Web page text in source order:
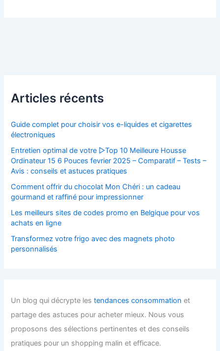
Articles récents
Guide complet pour choisir vos e-liquides et cigarettes
électroniques
Entretien optimal de votre ▷Top 10 Meilleure Housse
Ordinateur 15 6 Pouces fevrier 2025 – Comparatif – Tests –
Avis : conseils et astuces pratiques
Comment offrir du chocolat Mon Chéri : un cadeau
gourmand et raffiné pour impressionner
Les meilleurs sites de codes promo en Belgique pour vos
achats en ligne
Transformez votre frigo avec des magnets photo
personnalisés
Un blog qui décrypte lestendances consommation et
partage des astuces pour acheter mieux. Nous vous
proposons des sélections pertinentes et des conseils
pratiques pour un shopping malin et efficace.